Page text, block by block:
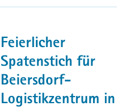
Feierlicher
Spatenstich für
Beiersdorf-
Logistikzentrum in